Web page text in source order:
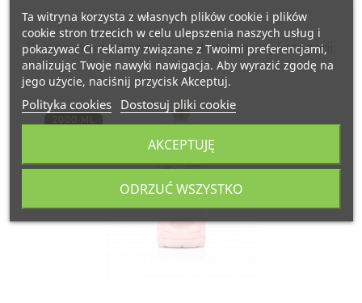
15 inne produkty należące do tej samej kategorii:
2000 ML
Ta witryna korzysta z własnych plików cookie i plików
cookie stron trzecich w celu ulepszenia naszych usług i
pokazywać Ci reklamy związane z Twoimi preferencjami,
analizując Twoje nawyki nawigacja. Aby wyrazić zgodę na
jego użycie, naciśnij przycisk Akceptuj.
Polityka cookies Dostosuj pliki cookie
ODRZUĆ WSZYSTKO
AKCEPTUJĘ